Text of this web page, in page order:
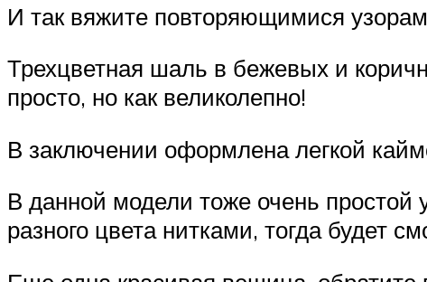
И так вяжите повторяющимися
Трехцветная шаль в бежевых и
просто, но как великолепно!
В заключении оформлена легкой
В данной модели тоже очень
разного цвета нитками, тогда будет